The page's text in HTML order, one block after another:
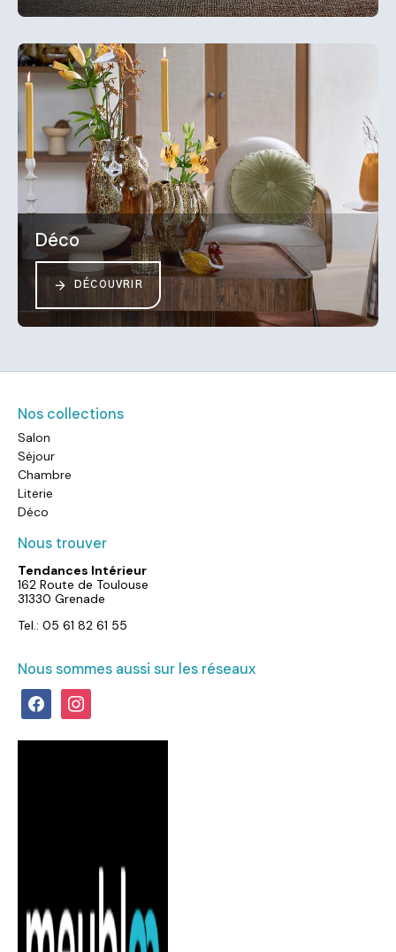
Déco
DÉCOUVRIR
Nos collections
Salon
Séjour
Chambre
Literie
Déco
Nous trouver
Tendances Intérieur
162 Route de Toulouse
31330 Grenade
Tel.: 05 61 82 61 55
Nous sommes aussi sur les réseaux
facebookinstagram